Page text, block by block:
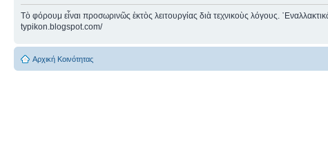
Τὸ φόρουμ εἶναι προσωρινῶς ἐκτὸς λειτουργίας διὰ τεχνικοὺς λόγους.
typikon.blogspot.com/
Αρχική Κοινότητας